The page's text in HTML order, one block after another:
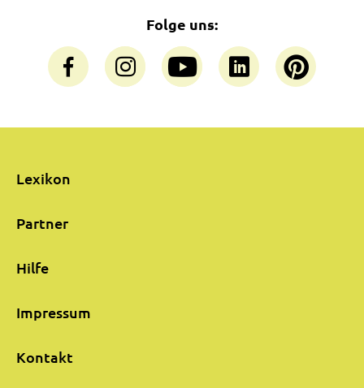
Folge uns:
Lexikon
Partner
Hilfe
Impressum
Kontakt